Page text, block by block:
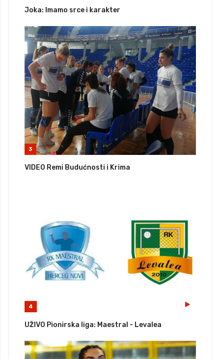
Joka: Imamo srce i karakter
3
VIDEO Remi Budućnosti i Krima
4
UŽIVO Pionirska liga: Maestral - Levalea